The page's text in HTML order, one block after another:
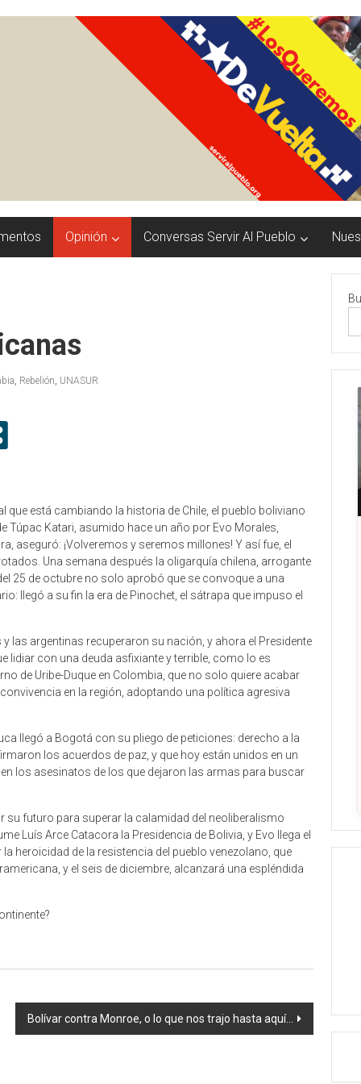
Opinión Conversas Servir Al Pueblo
, Rebelión, UNASUR
está cambiando la historia de Chile, el pueblo boliviano
Katari, asumido hace un año por Evo Morales,
aseguró: ¡Volveremos y seremos millones! Y así fue, el
Una semana después la oligarquía chilena, arrogante
25 de octubre no solo aprobó que se convoque a una
llegó a su fin la era de Pinochet, el sátrapa que impuso el
las argentinas recuperaron su nación, y ahora el Presidente
lidiar con una deuda asfixiante y terrible, como lo es
de Uribe-Duque en Colombia, que no solo quiere acabar
en la región, adoptando una política agresiva
llegó a Bogotá con su pliego de peticiones: derecho a la
los acuerdos de paz, y que hoy están unidos en un
los asesinatos de los que dejaron las armas para buscar
su futuro para superar la calamidad del neoliberalismo
Luís Arce Catacora la Presidencia de Bolivia, y Evo llega el
heroicidad de la resistencia del pueblo venezolano, que
y el seis de diciembre, alcanzará una espléndida
Bolívar contra Monroe, o lo que nos trajo hasta aquí…